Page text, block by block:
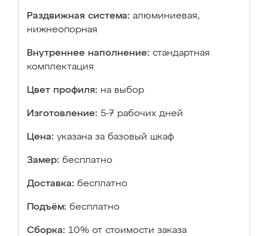
Раздвижная система: алюминиевая,
нижнеопорная
Внутреннее наполнение: стандартная
комплектация
Цвет профиля: на выбор
Изготовление: 5-7 рабочих дней
Цена: указана за базовый шкаф
Замер: бесплатно
Доставка: бесплатно
Подъём: бесплатно
Сборка: 10% от стоимости заказа